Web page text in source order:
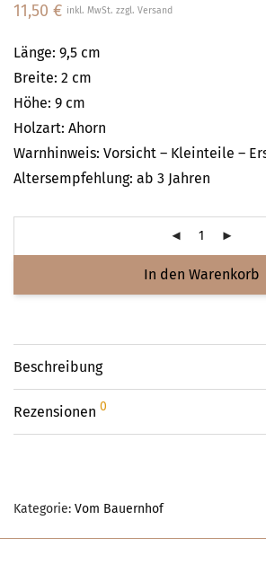
11,50 € inkl. MwSt. zzgl. Versand
Länge: 9,5 cm
Breite: 2 cm
Höhe: 9 cm
Holzart: Ahorn
Warnhinweis: Vorsicht – Kleinteile –
Altersempfehlung: ab 3 Jahren
In den Warenkorb
Beschreibung
Rezensionen 0
Kategorie: Vom Bauernhof